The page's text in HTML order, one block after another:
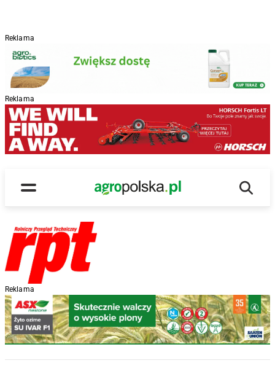
Reklama
Reklama
Menu
Main Logo
Reklama